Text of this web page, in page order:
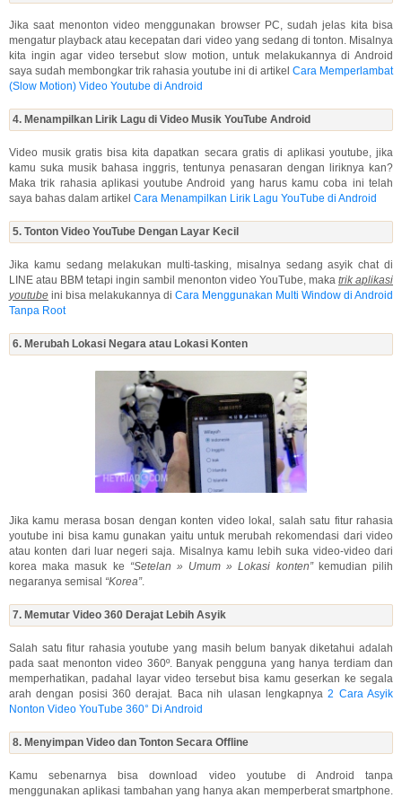
Jika saat menonton video menggunakan browser PC, sudah jelas kita bisa
mengatur playback atau kecepatan dari video yang sedang di tonton. Misalnya
kita ingin agar video tersebut slow motion, untuk melakukannya di Android
saya sudah membongkar trik rahasia youtube ini di artikel Cara Memperlambat
(Slow Motion) Video Youtube di Android
4. Menampilkan Lirik Lagu di Video Musik YouTube Android
Video musik gratis bisa kita dapatkan secara gratis di aplikasi youtube, jika
kamu suka musik bahasa inggris, tentunya penasaran dengan liriknya kan?
Maka trik rahasia aplikasi youtube Android yang harus kamu coba ini telah
saya bahas dalam artikel Cara Menampilkan Lirik Lagu YouTube di Android
5. Tonton Video YouTube Dengan Layar Kecil
Jika kamu sedang melakukan multi-tasking, misalnya sedang asyik chat di
LINE atau BBM tetapi ingin sambil menonton video YouTube, maka trik aplikasi
youtube ini bisa melakukannya di Cara Menggunakan Multi Window di Android
Tanpa Root
6. Merubah Lokasi Negara atau Lokasi Konten
Jika kamu merasa bosan dengan konten video lokal, salah satu fitur rahasia
youtube ini bisa kamu gunakan yaitu untuk merubah rekomendasi dari video
atau konten dari luar negeri saja. Misalnya kamu lebih suka video-video dari
korea maka masuk ke “Setelan » Umum » Lokasi konten”kemudian pilih
negaranya semisal “Korea”.
7. Memutar Video 360 Derajat Lebih Asyik
Salah satu fitur rahasia youtube yang masih belum banyak diketahui adalah
pada saat menonton video 360º. Banyak pengguna yang hanya terdiam dan
memperhatikan, padahal layar video tersebut bisa kamu geserkan ke segala
arah dengan posisi 360 derajat. Baca nih ulasan lengkapnya2 Cara Asyik
Nonton Video YouTube 360° Di Android
8. Menyimpan Video dan Tonton Secara Offline
Kamu sebenarnya bisa download video youtube di Android tanpa
menggunakan aplikasi tambahan yang hanya akan memperberat smartphone.